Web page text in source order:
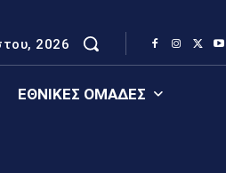
2026
ΕΘΝΙΚΈΣ ΟΜΆΔΕΣ